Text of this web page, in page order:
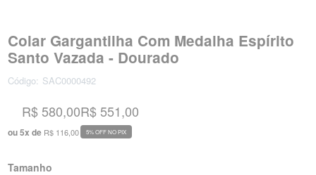
Colar Gargantilha Com Medalha Espírito
Santo Vazada - Dourado
Código: SAC0000492
R$ 580,00
ou5x de R$ 116,00
R$ 551,00
5% OFF NO PIX
Tamanho